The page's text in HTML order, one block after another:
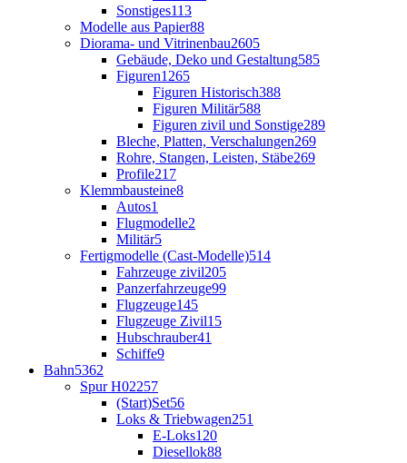
Sonstiges113
Modelle aus Papier88
Diorama- und Vitrinenbau2605
Gebäude, Deko und Gestaltung585
Figuren1265
Figuren Historisch388
Figuren Militär588
Figuren zivil und Sonstige289
Bleche, Platten, Verschalungen269
Rohre, Stangen, Leisten, Stäbe269
Profile217
Klemmbausteine8
Autos1
Flugmodelle2
Militär5
Fertigmodelle (Cast-Modelle)514
Fahrzeuge zivil205
Panzerfahrzeuge99
Flugzeuge145
Flugzeuge Zivil15
Hubschrauber41
Schiffe9
Bahn5362
Spur H02257
(Start)Set56
Loks & Triebwagen251
E-Loks120
Diesellok88